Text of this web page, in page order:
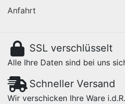
Anfahrt
SSL verschlüsselt
Alle Ihre Daten sind bei uns
Schneller Versand
Wir verschicken Ihre Ware